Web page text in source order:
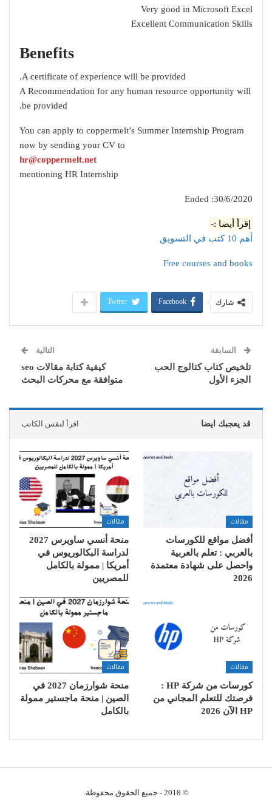
Very good in Microsoft Excel
Excellent Communication Skills
Benefits
A certificate of experience will be provided.
A Recommendation for any human resource opportunity will
be provided.
You can apply to coppermelt’s Summer Internship Program
now by sending your CV to
hr@coppermelt.net
mentioning HR Internship
Ended :30/6/2020
إقرأ أيضا :-
أهم 10 كتب في التسويق
Free courses and books
شارك Facebook
Twitter
السابقة
تلخيص كتاب كتالوج الحب
الجزء الأول
التالية
كيفية كتابة مقالات seo
متوافقة مع محركات البحث
قد يعجبك ايضا اقرأ لنفس الكاتب
مقالات
أفضل مواقع للكورسات
بالعربي : تعلم بالعربية
واحصل على شهادة معتمدة
2026
مقالات
منحة أنسي ساويرس 2027
لدراسة البكالوريوس في
أمريكا | ممولة بالكامل
للمصريين
مقالات
كورسات من شركة HP :
فرصتك للتعلم المجاني من
HP الآن 2026
مقالات
منحة شوارزمان 2027 في
الصين | منحة ماجستير ممولة
بالكامل
© 2018 - جميع الحقوق محفوظة.